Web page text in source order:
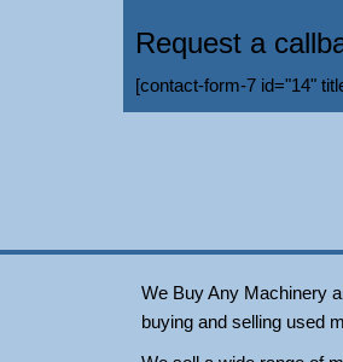
Request a
[contact-form-7 id="14"
We Buy Any Machinery
buying and selling used